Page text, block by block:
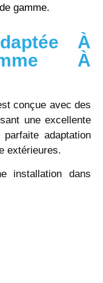
gamme.
À
À
conçue avec des
une excellente
adaptation
extérieures.
installation dans